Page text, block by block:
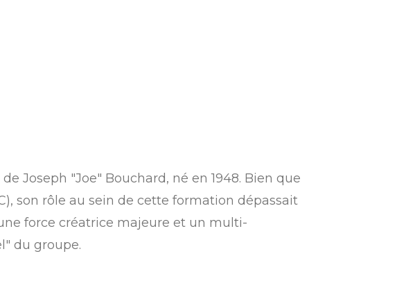
Joseph "Joe" Bouchard, né en 1948. Bien que
son rôle au sein de cette formation dépassait
force créatrice majeure et un multi-
du groupe.